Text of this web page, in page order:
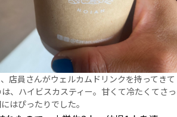
店員さんがウェルカムドリンクを持ってきて
、ハイビスカスティー。甘くて冷たくてさっ
はぴったりでした。